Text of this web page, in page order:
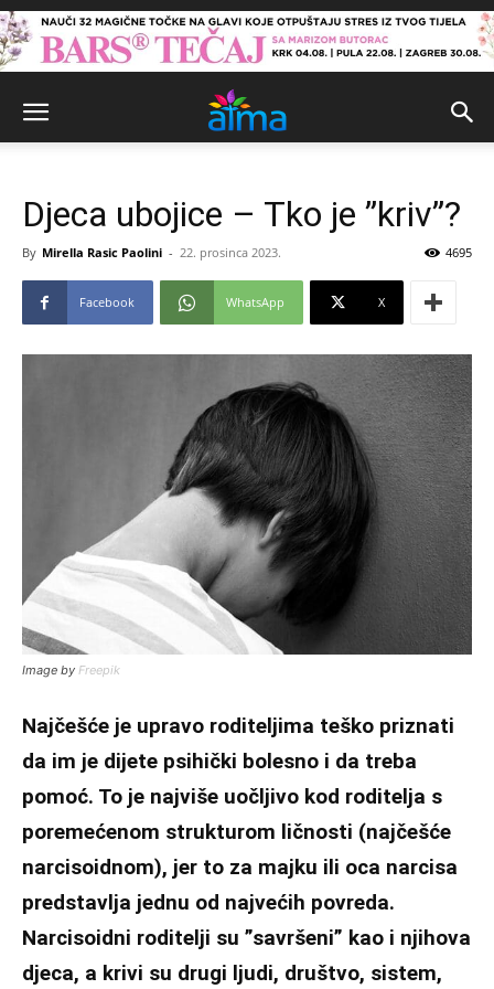
Djeca ubojice – Tko je ”kriv”?
By Mirella Rasic Paolini - 22. prosinca 2023. 4695
Facebook WhatsApp X
Image by Freepik
Najčešće je upravo roditeljima teško priznati
da im je dijete psihički bolesno i da treba
pomoć. To je najviše uočljivo kod roditelja s
poremećenom strukturom ličnosti (najčešće
narcisoidnom), jer to za majku ili oca narcisa
predstavlja jednu od najvećih povreda.
Narcisoidni roditelji su ”savršeni” kao i njihova
djeca, a krivi su drugi ljudi, društvo, sistem,